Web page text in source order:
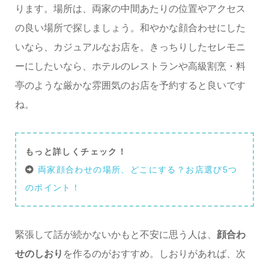
ります。場所は、両家の中間あたりの位置やアクセス
の良い場所で探しましょう。和やかな顔合わせにした
いなら、カジュアルなお店を。きっちりしたセレモニ
ーにしたいなら、ホテルのレストランや高級割烹・料
亭のような厳かな雰囲気のお店を予約すると良いです
ね。
もっと詳しくチェック！
両家顔合わせの場所、どこにする？お店選び5つ
のポイント！
緊張して話が続かないかもと不安に思う人は、 顔合わ
せのしおり を作るのがおすすめ。しおりがあれば、次